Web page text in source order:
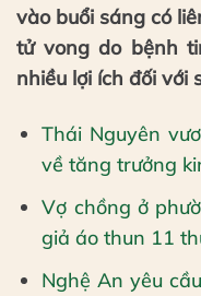
vào buổi sáng có
tử vong do bệnh
nhiều lợi ích đối với
Thái Nguyên
về tăng trưởng
Vợ chồng ở
giả áo thun 11
Nghệ An yêu